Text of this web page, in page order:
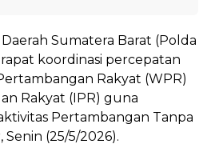
Sumatera Barat (Polda
koordinasi percepatan
Rakyat (WPR)
Rakyat (IPR) guna
Pertambangan Tanpa
Senin (25/5/2026).